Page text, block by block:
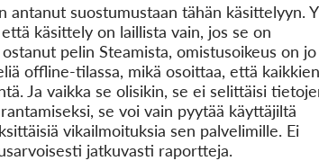
antanut suostumustaan tähän käsittelyyn.
käsittely on laillista vain, jos se on
pelin Steamista, omistusoikeus on jo
offline-tilassa, mikä osoittaa, että kaikkien
Ja vaikka se olisikin, se ei selittäisi
se voi vain pyytää käyttäjiltä
vikailmoituksia sen palvelimille. Ei
jatkuvasti raportteja.